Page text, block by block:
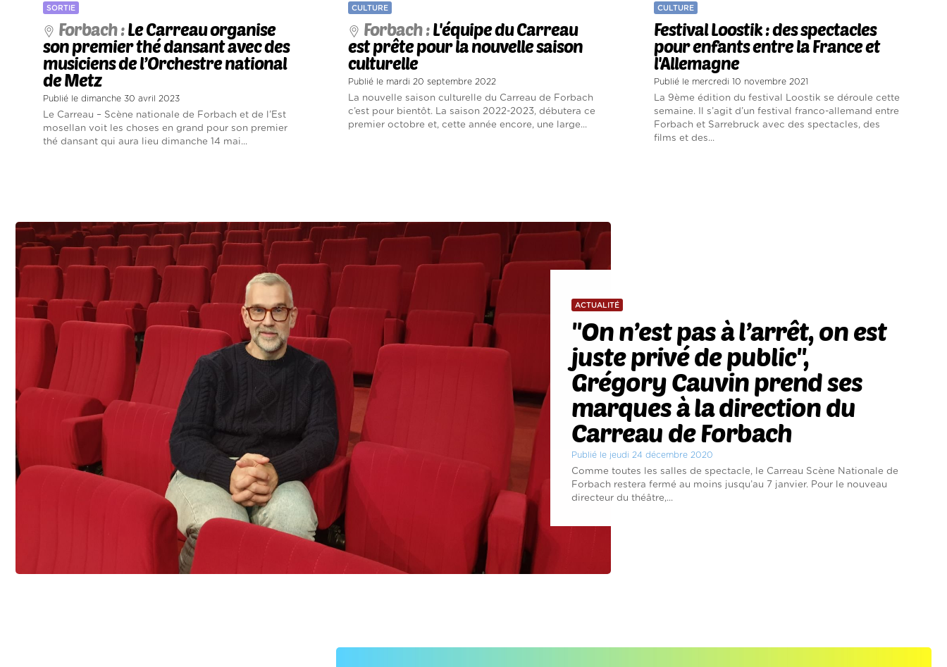
SORTIE
Forbach :Le Carreau organise
son premier thé dansant avec des
musiciens de l’Orchestre national
de Metz
Publié le dimanche 30 avril 2023
Le Carreau – Scène nationale de Forbach et de l’Est
mosellan voit les choses en grand pour son premier
thé dansant qui aura lieu dimanche 14 mai...
CULTURE
Forbach :L'équipe du Carreau
est prête pour la nouvelle saison
culturelle
Publié le mardi 20 septembre 2022
La nouvelle saison culturelle du Carreau de Forbach
c’est pour bientôt. La saison 2022-2023, débutera ce
premier octobre et, cette année encore, une large...
CULTURE
Festival Loostik : des spectacles
pour enfants entre la France et
l'Allemagne
Publié le mercredi 10 novembre 2021
La 9ème édition du festival Loostik se déroule cette
semaine. Il s’agit d’un festival franco-allemand entre
Forbach et Sarrebruck avec des spectacles, des
films et des...
ACTUALITÉ
''On n’est pas à l’arrêt, on est
juste privé de public'',
Grégory Cauvin prend ses
marques à la direction du
Carreau de Forbach
Publié le jeudi 24 décembre 2020
Comme toutes les salles de spectacle, le Carreau Scène Nationale de
Forbach restera fermé au moins jusqu’au 7 janvier. Pour le nouveau
directeur du théâtre,...